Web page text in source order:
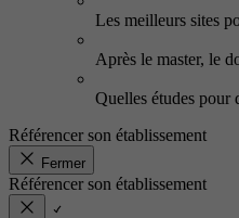
Les meilleurs sites
Après le master, le
Quelles études pour
Référencer son établissement
Fermer
Référencer son établissement